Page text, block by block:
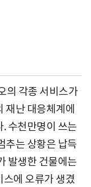
의 각종 서비스가
재난 대응체계에
수천만명이 쓰는
추는 상황은 납득
발생한 건물에는
스에 오류가 생겼